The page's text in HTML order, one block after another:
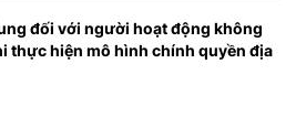
đối với người hoạt động không
thực hiện mô hình chính quyền địa